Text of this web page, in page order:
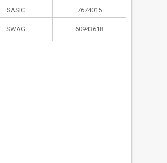
SASIC 7674015
SWAG 60943618